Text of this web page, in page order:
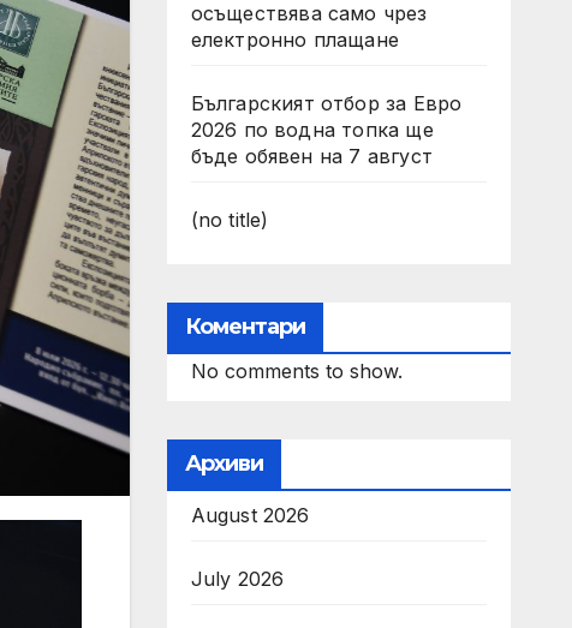
осъществява само чрез
електронно плащане
Българският отбор за Евро
2026 по водна топка ще
бъде обявен на 7 август
(no title)
Коментари
No comments to show.
Архиви
August 2026
July 2026